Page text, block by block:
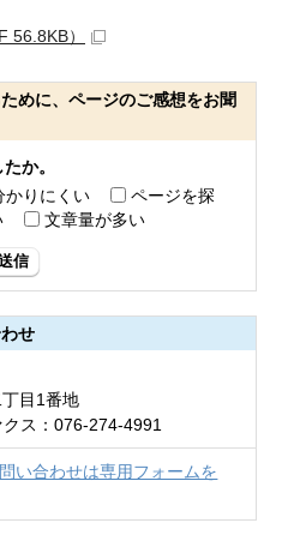
56.8KB）
めに、ページのご感想をお聞
か。
かりにくい
ページを探
文章量が多い
信
せ
目1番地
ス：076-274-4991
い合わせは専用フォームを